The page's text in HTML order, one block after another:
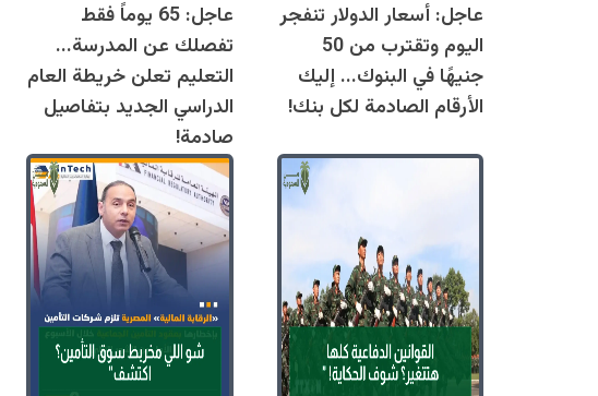
عاجل: أسعار الدولار تنفجر
اليوم وتقترب من 50
جنيهًا في البنوك... إليك
الأرقام الصادمة لكل بنك!
عاجل: 65 يوماً فقط
تفصلك عن المدرسة...
التعليم تعلن خريطة العام
الدراسي الجديد بتفاصيل
صادمة!